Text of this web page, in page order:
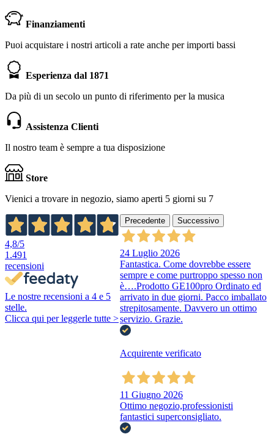
Finanziamenti
Puoi acquistare i nostri articoli a rate anche per importi bassi
Esperienza dal 1871
Da più di un secolo un punto di riferimento per la musica
Assistenza Clienti
Il nostro team è sempre a tua disposizione
Store
Vienici a trovare in negozio, siamo aperti 5 giorni su 7
4,8/5
1.491
recensioni
Le nostre recensioni a 4 e 5
stelle.
Clicca qui per leggerle tutte >
Precedente Successivo
24 Luglio 2026
Fantastica. Come dovrebbe essere
sempre e come purtroppo spesso non
è….Prodotto GE100pro Ordinato ed
arrivato in due giorni. Pacco imballato
strepitosamente. Davvero un ottimo
servizio. Grazie.
Acquirente verificato
11 Giugno 2026
Ottimo negozio,professionisti
fantastici superconsigliato.